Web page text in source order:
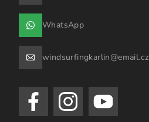
WhatsApp
windsurfingkarlin@email.cz